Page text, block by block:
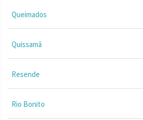
Queimados
Quissamã
Resende
Rio Bonito